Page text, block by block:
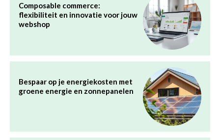
Composable commerce:
flexibiliteit en innovatie voor jouw
webshop
Bespaar op je energiekosten met
groene energie en zonnepanelen